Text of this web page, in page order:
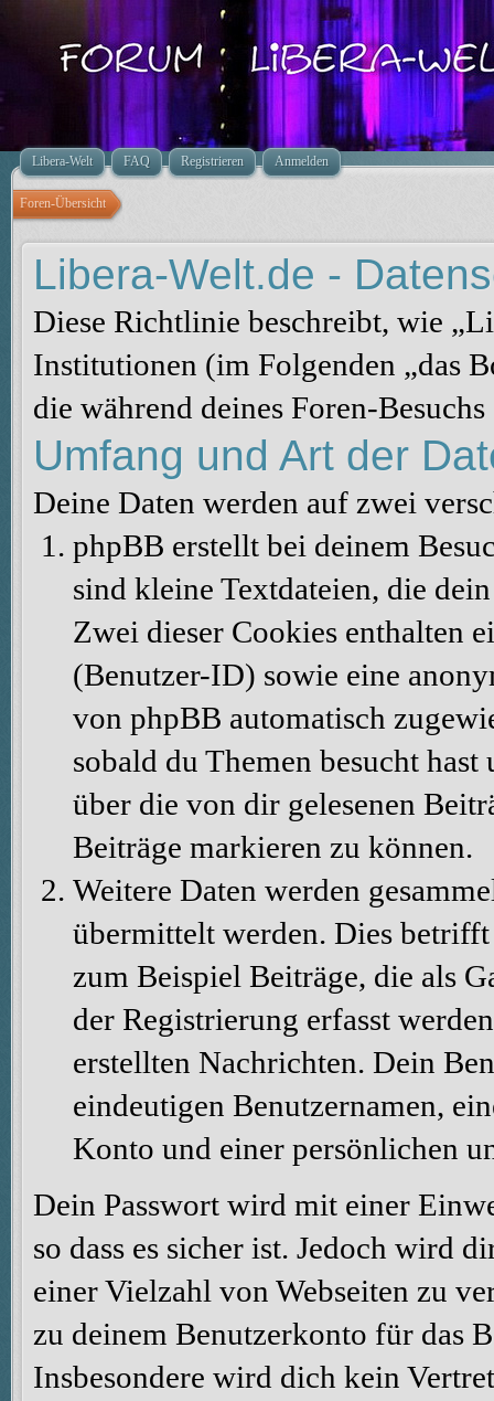
Libera-Welt FAQ Registrieren Anmelden
Foren-Übersicht
Libera-Welt.de -
Diese Richtlinie beschreibt, wie
Institutionen (im Folgenden „das
die während deines Foren-
Umfang und Art der
Deine Daten werden auf zwei
phpBB erstellt bei deinem
sind kleine Textdateien, die
Zwei dieser Cookies enthalten
(Benutzer-ID) sowie eine
von phpBB automatisch
sobald du Themen besucht
über die von dir gelesenen
Beiträge markieren zu können.
Weitere Daten werden
übermittelt werden. Dies
zum Beispiel Beiträge, die als
der Registrierung erfasst
erstellten Nachrichten. Dein
eindeutigen Benutzernamen,
Konto und einer persönlichen
Dein Passwort wird mit einer
so dass es sicher ist. Jedoch wird
einer Vielzahl von Webseiten zu
zu deinem Benutzerkonto für das
Insbesondere wird dich kein